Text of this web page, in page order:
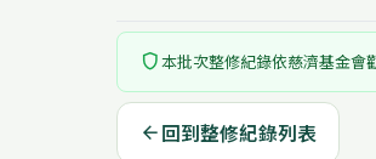
shield本批次整修紀錄依慈濟基金會
arrow_back 回到整修紀錄列表